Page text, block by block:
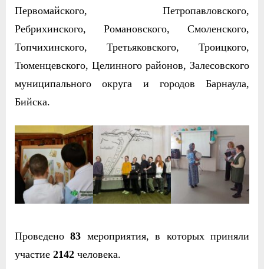
Первомайского, Петропавловского,
Ребрихинского, Романовского, Смоленского,
Топчихинского, Третьяковского, Троицкого,
Тюменцевского, Целинного районов, Залесовского
муниципального округа и городов Барнаула,
Бийска.
Проведено83 мероприятия, в которых приняли
участие 2142 человека.